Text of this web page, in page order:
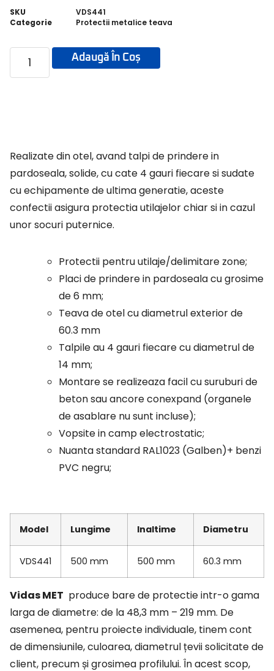
SKU
VDS441
Categorie
Protectii metalice teava
Adaugă În Coș
Realizate din otel, avand talpi de prindere in
pardoseala, solide, cu cate 4 gauri fiecare si sudate
cu echipamente de ultima generatie, aceste
confectii asigura protectia utilajelor chiar si in cazul
unor socuri puternice.
Protectii pentru utilaje/delimitare zone;
Placi de prindere in pardoseala cu grosime
de 6 mm;
Teava de otel cu diametrul exterior de
60.3 mm
Talpile au 4 gauri fiecare cu diametrul de
14 mm;
Montare se realizeaza facil cu suruburi de
beton sau ancore conexpand (organele
de asablare nu sunt incluse);
Vopsite in camp electrostatic;
Nuanta standard RAL1023 (Galben)+ benzi
PVC negru;
Model Lungime Inaltime Diametru
VDS441 500 mm 500 mm 60.3 mm
Vidas MET produce bare de protectie intr-o gama
larga de diametre: de la 48,3 mm – 219 mm. De
asemenea, pentru proiecte individuale, tinem cont
de dimensiunile, culoarea, diametrul țevii solicitate de
client, precum și grosimea profilului. În acest scop,